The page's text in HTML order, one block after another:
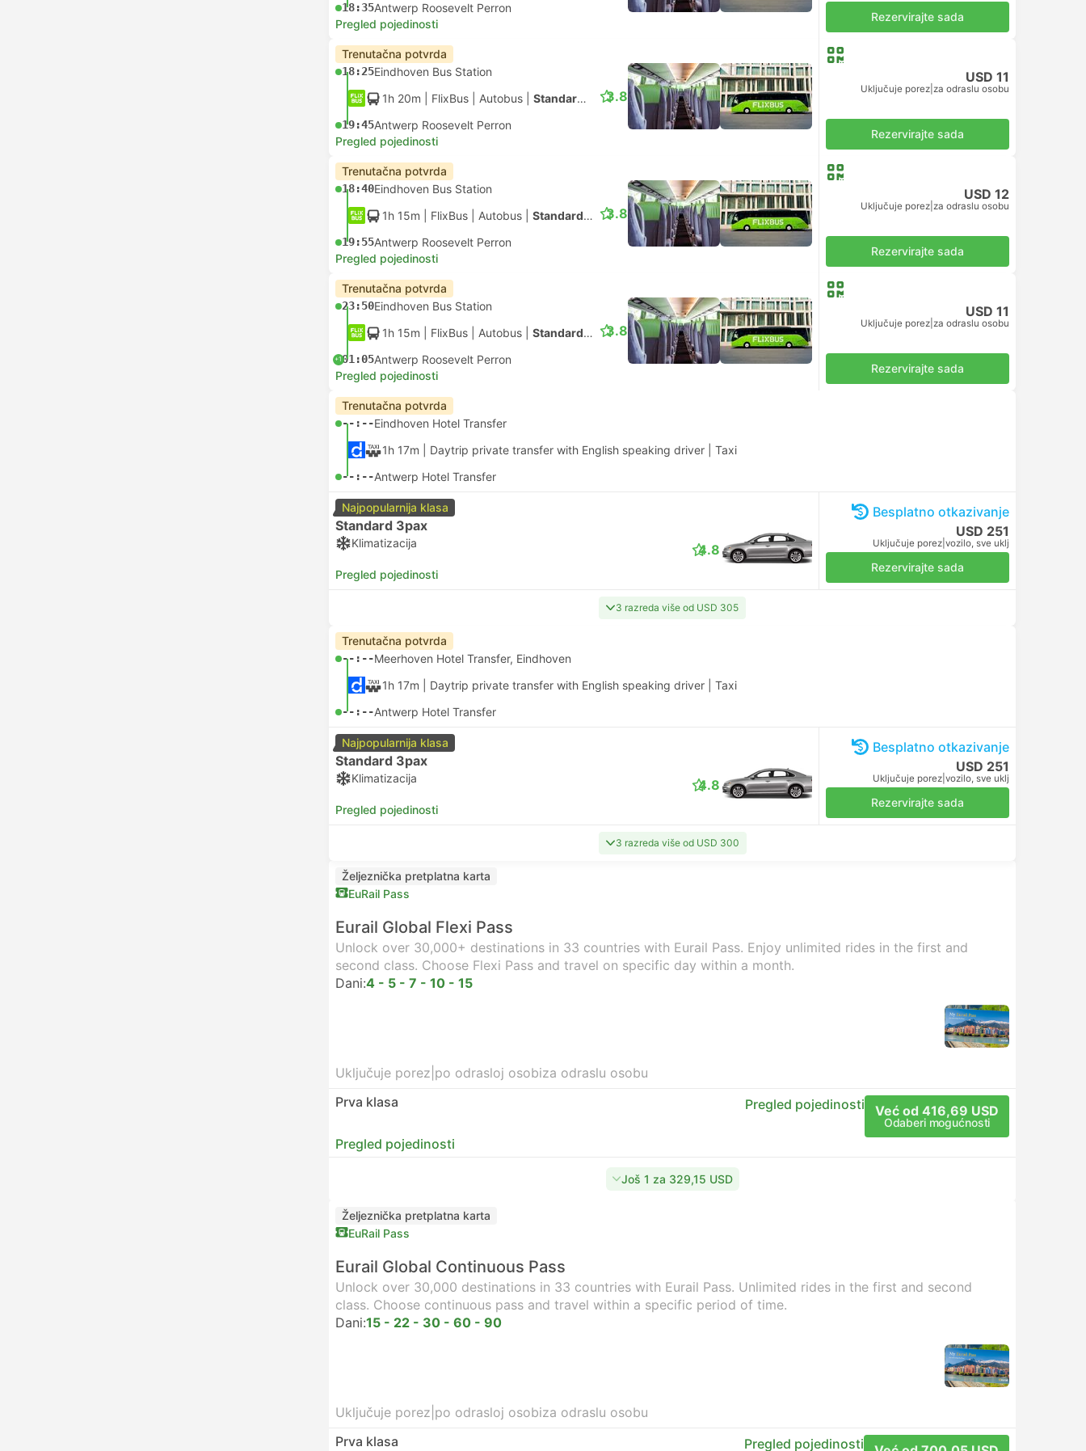
18:35Antwerp Roosevelt Perron
Pregled pojedinosti
Rezervirajte sada
Trenutačna potvrda
18:25Eindhoven Bus Station
1h 20m | FlixBus Autobus Standardno
19:45Antwerp Roosevelt Perron
3.8
Pregled pojedinosti
USD 11
Uključuje porez za odraslu osobu
Rezervirajte sada
Trenutačna potvrda
18:40Eindhoven Bus Station
1h 15m | FlixBus Autobus Standardno
19:55Antwerp Roosevelt Perron
3.8
Pregled pojedinosti
USD 12
Uključuje porez za odraslu osobu
Rezervirajte sada
Trenutačna potvrda
23:50Eindhoven Bus Station
1h 15m | FlixBus Autobus Standardno
+101:05Antwerp Roosevelt Perron
3.8
Pregled pojedinosti
USD 11
Uključuje porez za odraslu osobu
Rezervirajte sada
Trenutačna potvrda
--:--Eindhoven Hotel Transfer
1h 17m | Daytrip private transfer with English speaking driver Taxi
--:--Antwerp Hotel Transfer
Najpopularnija klasa
Standard 3pax
Klimatizacija
Pregled pojedinosti
4.8
Besplatno otkazivanje
USD 251
Uključuje porez vozilo, sve uklj
Rezervirajte sada
3 razreda više od USD 305
Trenutačna potvrda
--:--Meerhoven Hotel Transfer, Eindhoven
1h 17m | Daytrip private transfer with English speaking driver Taxi
--:--Antwerp Hotel Transfer
Najpopularnija klasa
Standard 3pax
Klimatizacija
Pregled pojedinosti
4.8
Besplatno otkazivanje
USD 251
Uključuje porez vozilo, sve uklj
Rezervirajte sada
3 razreda više od USD 300
Željeznička pretplatna karta
EuRail Pass
Eurail Global Flexi Pass
Unlock over 30,000+ destinations in 33 countries with Eurail Pass. Enjoy unlimited rides in the first and
second class. Choose Flexi Pass and travel on specific day within a month.
Dani:4 - 5 - 7 - 10 - 15
Uključuje porez po odrasloj osobiza odraslu osobu
Prva klasa
Pregled pojedinosti Već od 416,69 USD
Odaberi mogućnosti
Pregled pojedinosti
Još 1 za 329,15 USD
Željeznička pretplatna karta
EuRail Pass
Eurail Global Continuous Pass
Unlock over 30,000 destinations in 33 countries with Eurail Pass. Unlimited rides in the first and second
class. Choose continuous pass and travel within a specific period of time.
Dani:15 - 22 - 30 - 60 - 90
Uključuje porez po odrasloj osobiza odraslu osobu
Prva klasa
Pregled pojedinosti